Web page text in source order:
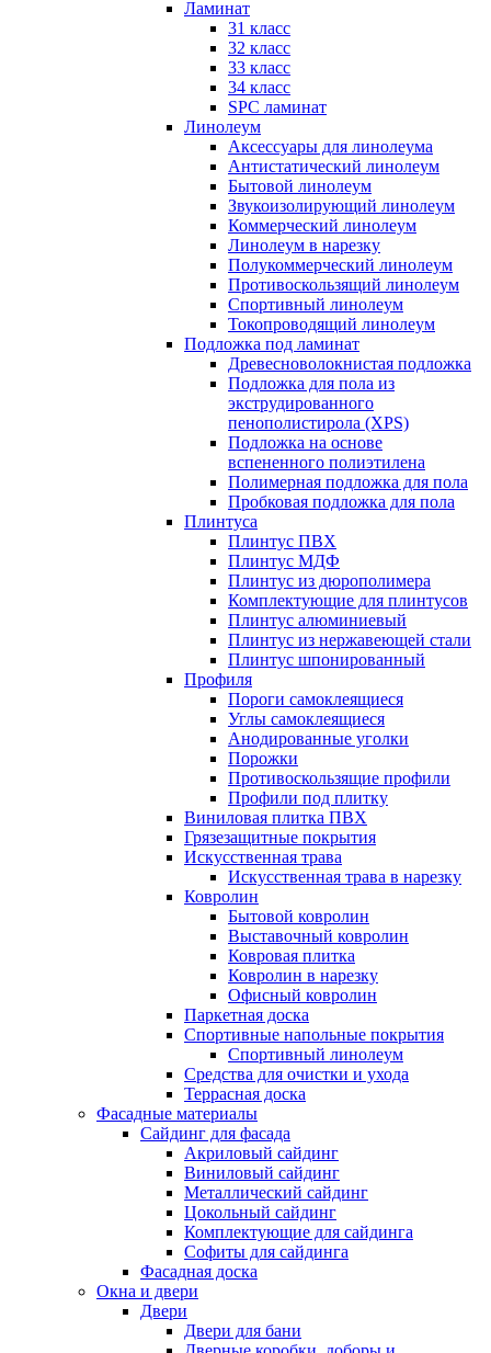
Ламинат
31 класс
32 класс
33 класс
34 класс
SPC ламинат
Линолеум
Аксессуары для линолеума
Антистатический линолеум
Бытовой линолеум
Звукоизолирующий линолеум
Коммерческий линолеум
Линолеум в нарезку
Полукоммерческий линолеум
Противоскользящий линолеум
Спортивный линолеум
Токопроводящий линолеум
Подложка под ламинат
Древесноволокнистая подложка
Подложка для пола из
экструдированного
пенополистирола (XPS)
Подложка на основе
вспененного полиэтилена
Полимерная подложка для пола
Пробковая подложка для пола
Плинтуса
Плинтус ПВХ
Плинтус МДФ
Плинтус из дюрополимера
Комплектующие для плинтусов
Плинтус алюминиевый
Плинтус из нержавеющей стали
Плинтус шпонированный
Профиля
Пороги самоклеящиеся
Углы самоклеящиеся
Анодированные уголки
Порожки
Противоскользящие профили
Профили под плитку
Виниловая плитка ПВХ
Грязезащитные покрытия
Искусственная трава
Искусственная трава в нарезку
Ковролин
Бытовой ковролин
Выставочный ковролин
Ковровая плитка
Ковролин в нарезку
Офисный ковролин
Паркетная доска
Спортивные напольные покрытия
Спортивный линолеум
Средства для очистки и ухода
Террасная доска
Фасадные материалы
Сайдинг для фасада
Акриловый сайдинг
Виниловый сайдинг
Металлический сайдинг
Цокольный сайдинг
Комплектующие для сайдинга
Софиты для сайдинга
Фасадная доска
Окна и двери
Двери
Двери для бани